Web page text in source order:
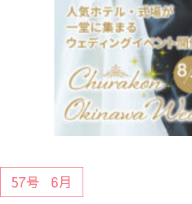
57号 6月